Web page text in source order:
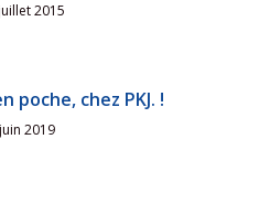
2015
poche, chez PKJ. !
2019